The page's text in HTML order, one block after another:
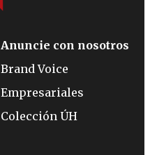
Anuncie con nosotros
Brand Voice
Empresariales
Colección ÚH